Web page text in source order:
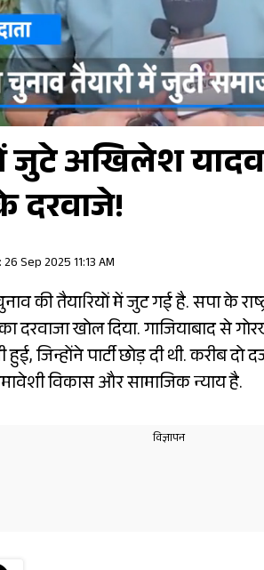
जुटे अखिलेश
दरवाजे!
Sep 2025 11:13 AM
की तैयारियों में जुट गई है. सपा के
खोल दिया. गाजियाबाद से
जिन्होंने पार्टी छोड़ दी थी. करीब
विकास और सामाजिक न्याय है.